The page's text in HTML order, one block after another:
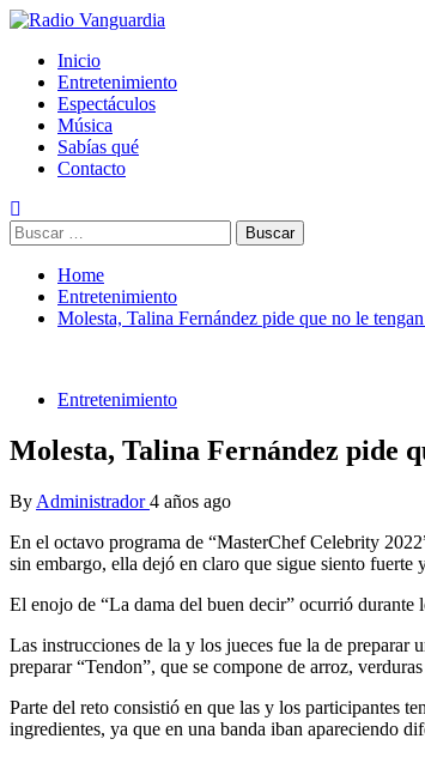
Skip
content
Radio Vanguardia
Tu música y mucho mas
Primary
Menu
Inicio
Entretenimiento
Espectáculos
Música
Sabías qué
Contacto
Buscar:
Home
Entretenimiento
Molesta, Talina Fernández pide que no le
Entretenimiento
Molesta, Talina Fernández pide
By Administrador4 años ago
En el octavo programa de “MasterChef Celebrity
sin embargo, ella dejó en claro que sigue siento
El enojo de “La dama del buen decir” ocurrió durante
Las instrucciones de la y los jueces fue la de preparar
preparar “Tendon”, que se compone de arroz,
Parte del reto consistió en que las y los participantes
ingredientes, ya que en una banda iban apareciendo